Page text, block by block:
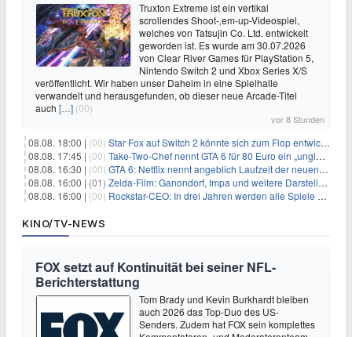
Truxton Extreme ist ein vertikal
scrollendes Shoot-‚em-up-Videospiel,
welches von Tatsujin Co. Ltd. entwickelt
geworden ist. Es wurde am 30.07.2026
von Clear River Games für PlayStation 5,
Nintendo Switch 2 und Xbox Series X/S
veröffentlicht. Wir haben unser Daheim in eine Spielhalle
verwandelt und herausgefunden, ob dieser neue Arcade-Titel
auch […] (00)
vor 8 Stunden
08.08. 18:00 | (00) Star Fox auf Switch 2 könnte sich zum Flop entwickeln
08.08. 17:45 | (00) Take-Two-Chef nennt GTA 6 für 80 Euro ein „unglaubliches Schnäppchen“
08.08. 16:30 | (00) GTA 6: Netflix nennt angeblich Laufzeit der neuen Gameplay-Präsentation
08.08. 16:00 | (01) Zelda-Film: Ganondorf, Impa und weitere Darsteller sollen feststehen
08.08. 16:00 | (00) Rockstar-CEO: In drei Jahren werden alle Spiele gestreamt
KINO/TV-NEWS
FOX setzt auf Kontinuität bei seiner NFL-
Berichterstattung
Tom Brady und Kevin Burkhardt bleiben
auch 2026 das Top-Duo des US-
Senders. Zudem hat FOX sein komplettes